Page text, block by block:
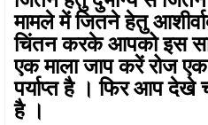
मामले में जितने हेतु
चिंतन करके आपको इस
एक माला जाप करें रोज
पर्याप्त है । फिर आप देखे
है ।